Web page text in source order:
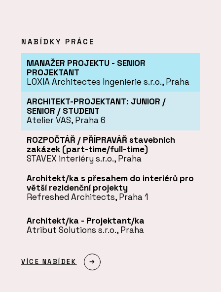
NABÍDKY PRÁCE
MANAŽER PROJEKTU - SENIOR
PROJEKTANT
LOXIA Architectes Ingenierie s.r.o., Praha
ARCHITEKT-PROJEKTANT: JUNIOR /
SENIOR / STUDENT
Atelier VAS, Praha 6
ROZPOČTÁŘ / PŘÍPRAVÁŘ stavebních
zakázek (part-time/full-time)
STAVEX interiéry s.r.o., Praha
Architekt/ka s přesahem do interiérů pro
větší rezidenční projekty
Refreshed Architects, Praha 1
Architekt/ka - Projektant/ka
Atribut Solutions s.r.o., Praha
VÍCE NABÍDEK